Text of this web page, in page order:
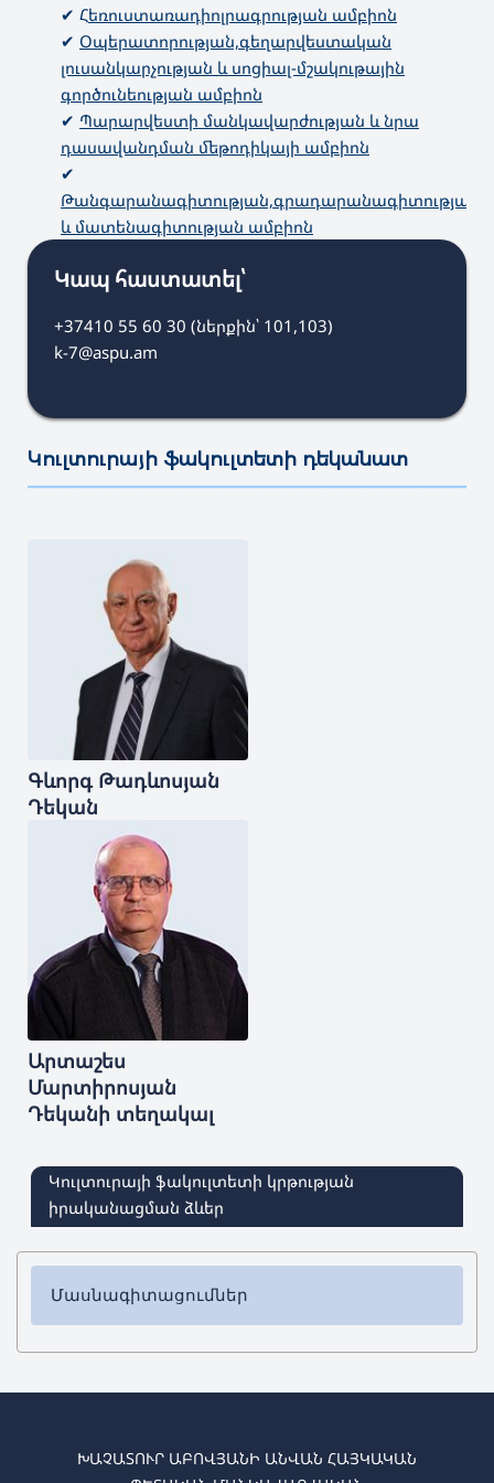
✔ Հեռուստառադիոլրագրության ամբիոն
✔ Օպերատորության,գեղարվեստական
լուսանկարչության և սոցիալ-մշակութային
գործունեության ամբիոն
✔ Պարարվեստի մանկավարժության և նրա
դասավանդման մեթոդիկայի ամբիոն
✔
Թանգարանագիտության,գրադարանագիտության
և մատենագիտության ամբիոն
Կապ հաստատել՝
+37410 55 60 30 (ներքին՝ 101,103)
k-7@aspu.am
Կուլտուրայի ֆակուլտետի դեկանատ
Գևորգ Թադևոսյան
Դեկան
Արտաշես
Մարտիրոսյան
Դեկանի տեղակալ
Կուլտուրայի ֆակուլտետի կրթության
իրականացման ձևեր
Մասնագիտացումներ
✔ Բակալավրիատ
էստրադային, ժողգործիքներ)
ԽԱՉԱՏՈՒՐ ԱԲՈՎՅԱՆԻ ԱՆՎԱՆ ՀԱՅԿԱԿԱՆ